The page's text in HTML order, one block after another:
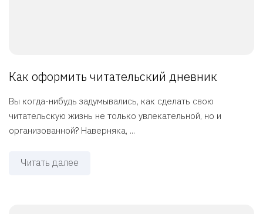
Как оформить читательский дневник
Вы когда-нибудь задумывались, как сделать свою
читательскую жизнь не только увлекательной, но и
организованной? Наверняка, ...
Читать далее